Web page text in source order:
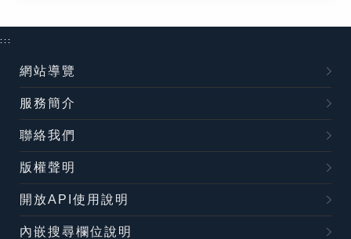
:::
網站導覽
服務簡介
聯絡我們
版權聲明
開放API使用說明
內嵌搜尋欄位說明